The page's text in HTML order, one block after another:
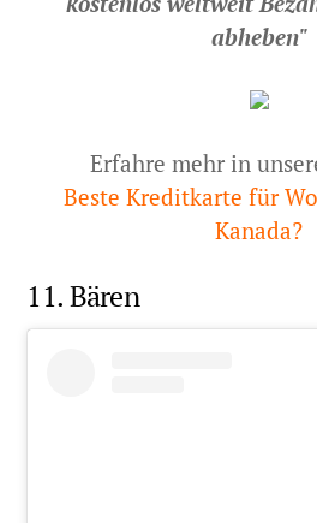
abheben"
Erfahre mehr in
Beste Kreditkarte für
Kanada?
11. Bären